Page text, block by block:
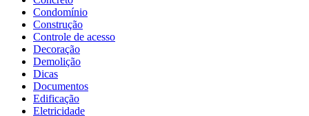
Condomínio
Construção
Controle de acesso
Decoração
Demolição
Dicas
Documentos
Edificação
Eletricidade